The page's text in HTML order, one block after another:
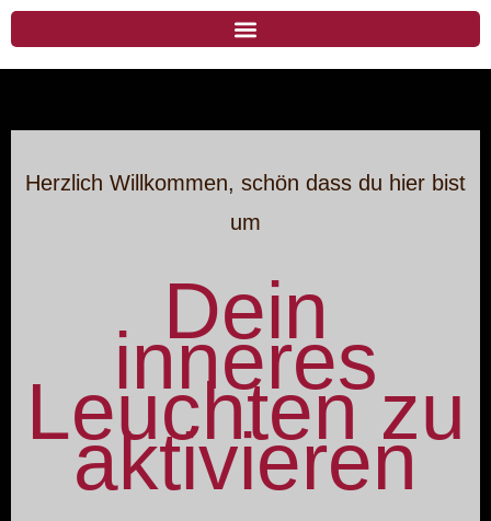
Herzlich Willkommen, schön dass du hier bist
um
Dein
inneres
Leuchten zu
aktivieren